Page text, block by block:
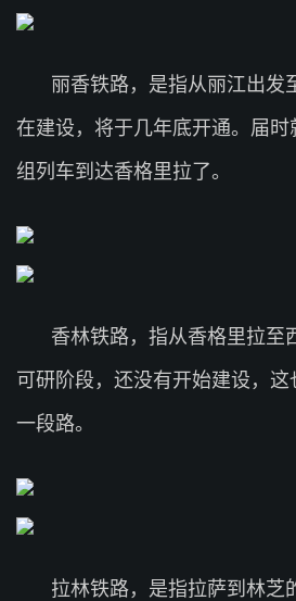
丽香铁路，是指从丽江出发
在建设，将于几年底开通。届
组列车到达香格里拉了。
香林铁路，指从香格里拉至
可研阶段，还没有开始建设，
一段路。
拉林铁路，是指拉萨到林芝